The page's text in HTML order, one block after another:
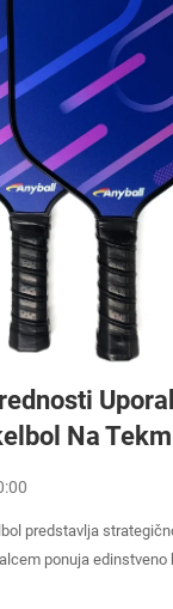
Na
predstavlja
ponuja
vpliva na učinkovitost